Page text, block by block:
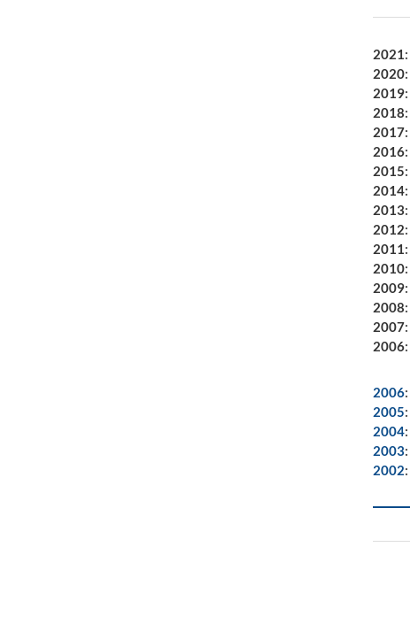
2021:
2020:
2019:
2018:
2017:
2016:
2015:
2014:
2013:
2012:
2011:
2010:
2009:
2008:
2007:
2006:
2006:
2005:
2004:
2003:
2002: